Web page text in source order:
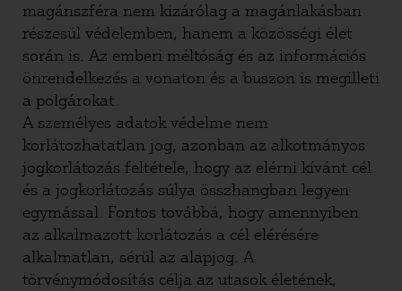
magánszféra nem kizárólag a magánlakásban
részesül védelemben, hanem a közösségi élet
során is. Az emberi méltóság és az információs
önrendelkezés a vonaton és a buszon is megilleti
a polgárokat.
A személyes adatok védelme nem
korlátozhatatlan jog, azonban az alkotmányos
jogkorlátozás feltétele, hogy az elérni kívánt cél
és a jogkorlátozás súlya összhangban legyen
egymással. Fontos továbbá, hogy amennyiben
az alkalmazott korlátozás a cél elérésére
alkalmatlan, sérül az alapjog. A
törvénymódosítás célja az utasok életének,